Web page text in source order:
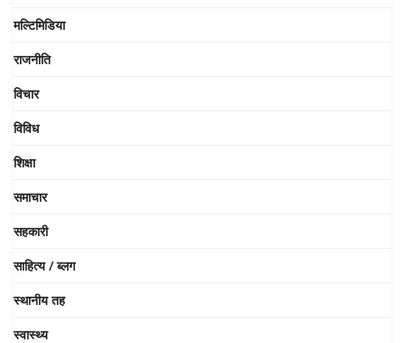
मल्टिमिडिया
राजनीति
विचार
विविध
शिक्षा
समाचार
सहकारी
साहित्य / ब्लग
स्थानीय तह
स्वास्थ्य